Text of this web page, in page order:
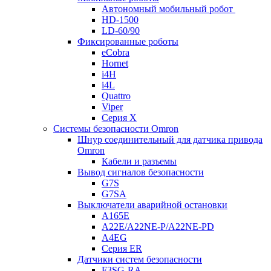
Автономный мобильный робот
HD-1500
LD-60/90
Фиксированные роботы
eCobra
Hornet
i4H
i4L
Quattro
Viper
Серия X
Системы безопасности Omron
Шнур соединительный для датчика привода
Omron
Кабели и разъемы
Вывод сигналов безопасности
G7S
G7SA
Выключатели аварийной остановки
A165E
A22E/A22NE-P/A22NE-PD
A4EG
Серия ER
Датчики систем безопасности